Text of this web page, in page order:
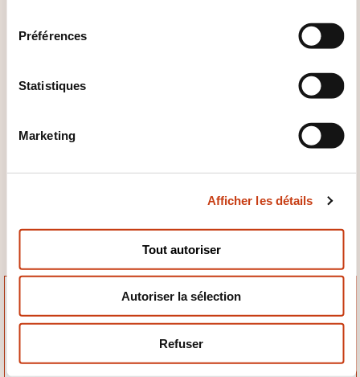
n
Préférences
Statistiques
Marketing
Afficher les détails
Tout autoriser
Autoriser la sélection
Refuser
Le 20/11
Langue de la session